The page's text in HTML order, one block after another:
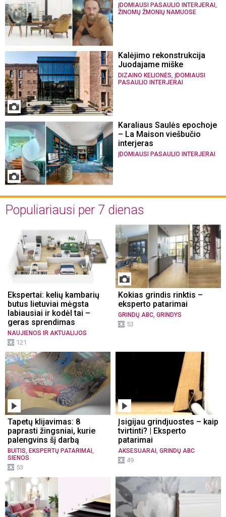
ĮDOMIAUSI PASAULIO INTERJERAI ,
ŽINOMŲ ŽMONIŲ NAMUOSE
Kalėjimo rekonstrukcija
Juodajame miške
DIZAINO KELIONĖS ĮDOMIAUSI
PASAULIO INTERJERAI
Karaliaus Saulės epochoje
– La Maison viešbučio
interjeras
ĮDOMIAUSI PASAULIO INTERJERAI
Populiariausi per 7 dienas
Ekspertai: kelių kambarių
butus lietuviai mėgsta
labiausiai ir kodėl tai –
geras sprendimas
NAUJIENOS IR AKTUALIJOS
121
Kokias grindis rinktis –
eksperto patarimai
GRINDŲ ABC GRINDYS
53
Tapetų klijavimas: 8
paprasti žingsniai, kurie
palengvins šį darbą
BUITIS, EKSPERTŲ PATARIMAI ,
SIENOS
53
Įsigijau grindjuostes – kaip
tvirtinti? | Eksperto
patarimai
AKSESUARAI , GRINDŲ ABC
49